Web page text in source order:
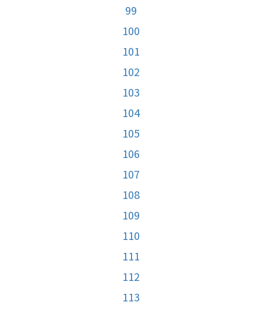
99
100
101
102
103
104
105
106
107
108
109
110
111
112
113